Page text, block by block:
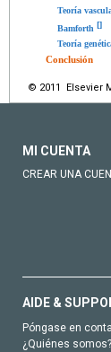
Teoría
Bamforth []
Teoría
Conclusión
© 2011 Elsevier
MI CUENTA
CREAR UNA
AIDE &
Póngase en
¿Quiénes somos?